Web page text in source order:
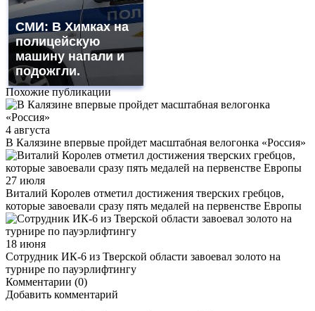
СМИ: В Химках на
полицейскую
машину напали и
подожгли.
Похожие публикации
4 августа
В Калязине впервые пройдет масштабная велогонка «Россия»
27 июля
Виталий Королев отметил достижения тверских гребцов,
которые завоевали сразу пять медалей на первенстве Европы
18 июня
Сотрудник ИК-6 из Тверской области завоевал золото на
турнире по пауэрлифтингу
Комментарии (0)
Добавить комментарий